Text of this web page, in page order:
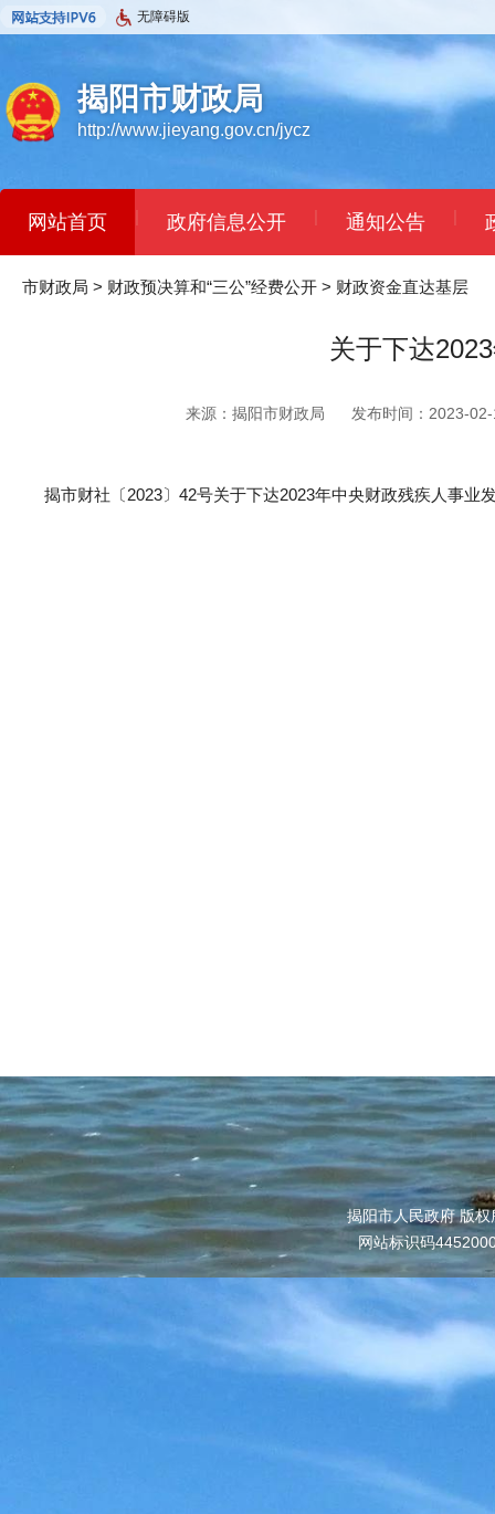
无障碍版
揭阳市财政局
http://www.jieyang.gov.cn/jycz
网站首页 | 政府信息公开 | 通知公告 |
市财政局 > 财政预决算和“三公”经费公开 > 财政资金直达基层
关于下达
来源：揭阳市财政局 发布时间：2023-
揭市财社〔2023〕42号关于下达2023年中央财政残疾人事业
揭阳市人民政府 版
网站标识码